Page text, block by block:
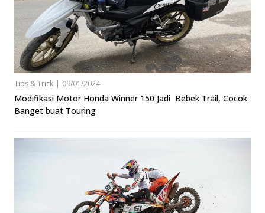
Tips & Trick | 09/01/2024
Modifikasi Motor Honda Winner 150 Jadi Bebek Trail, Cocok
Banget buat Touring